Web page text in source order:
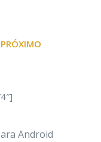
PRÓXIMO
Android